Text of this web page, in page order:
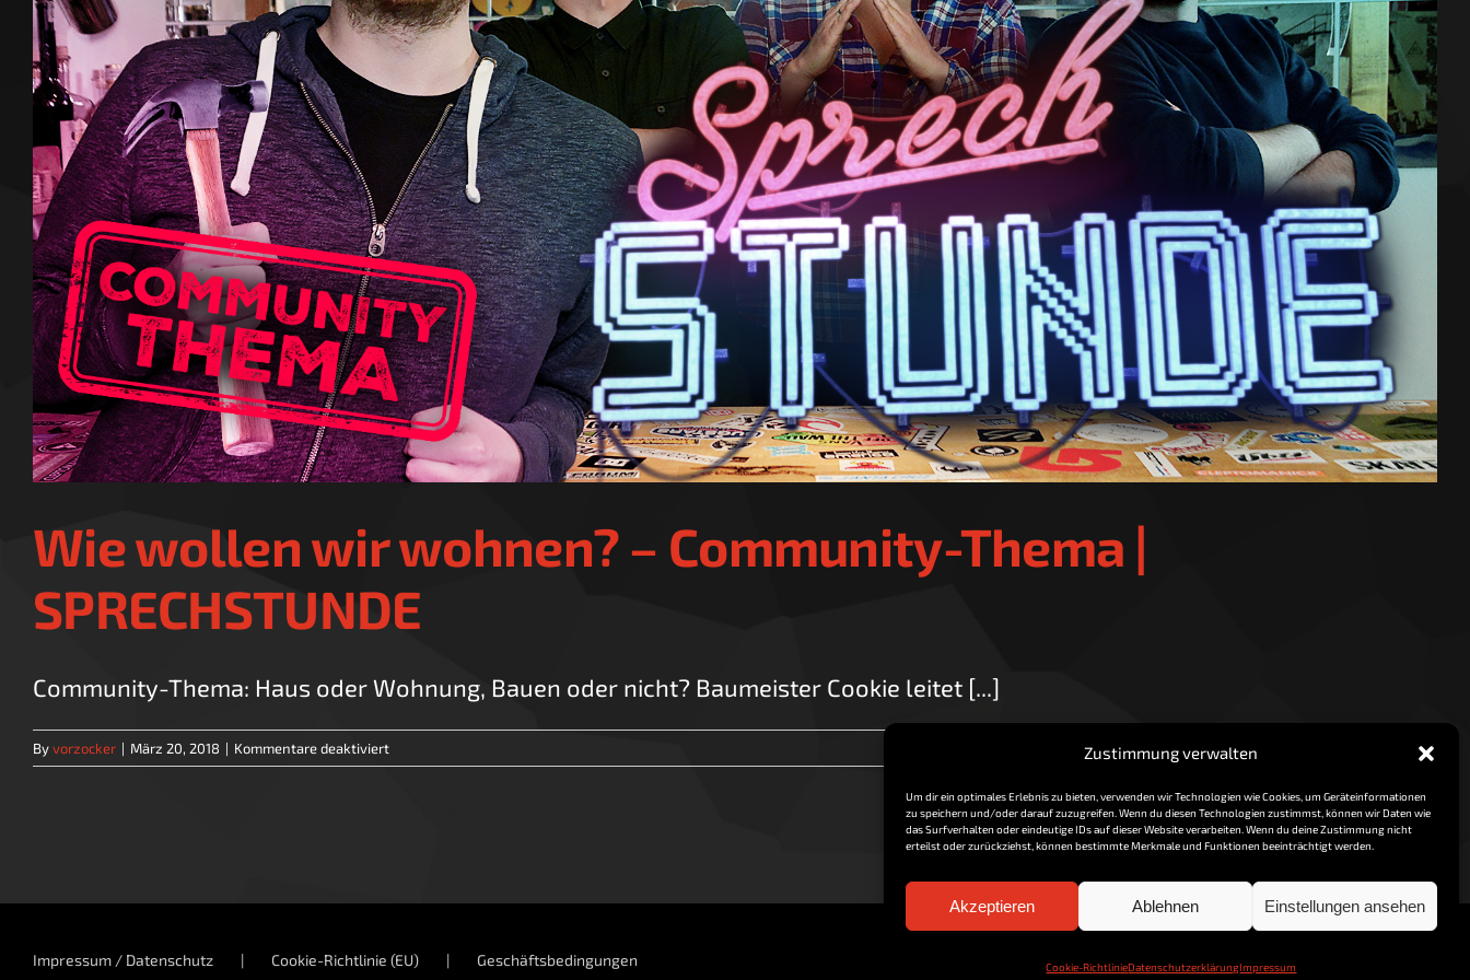
Zustimmung verwalten
Um dir ein optimales Erlebnis zu bieten, verwenden wir Technologien wie Cookies, um Geräteinformationen
zu speichern und/oder darauf zuzugreifen. Wenn du diesen Technologien zustimmst, können wir Daten wie
das Surfverhalten oder eindeutige IDs auf dieser Website verarbeiten. Wenn du deine Zustimmung nicht
erteilst oder zurückziehst, können bestimmte Merkmale und Funktionen beeinträchtigt werden.
Akzeptieren Ablehnen Einstellungen ansehen
Cookie-RichtlinieDatenschutzerklärungImpressum
Wie wollen wir wohnen? – Community-Thema |
SPRECHSTUNDE
Community-Thema: Haus oder Wohnung, Bauen oder nicht? Baumeister Cookie leitet [...]
Byvorzocker | März 20, 2018 | Kommentare deaktiviertfür
Wie
SPRECHSTUNDE
Read More
Impressum / Datenschutz Cookie-Richtlinie (EU) Geschäftsbedingungen